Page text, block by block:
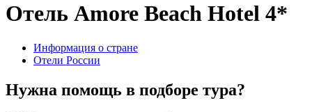
Отель Amore Beach Hotel 4*
Информация о стране
Отели России
Нужна помощь в подборе тура?